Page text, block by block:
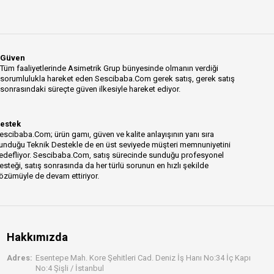
Güven
Tüm faaliyetlerinde Asimetrik Grup bünyesinde olmanın verdiği
sorumlulukla hareket eden Sescibaba.Com gerek satış, gerek satış
sonrasındaki süreçte güven ilkesiyle hareket ediyor.
ürün gamı, güven ve kalite anlayışının yanı sıra
Teknik Destekle de en üst seviyede müşteri memnuniyetini
Sescibaba.Com, satış sürecinde sunduğu profesyonel
satış sonrasında da her türlü sorunun en hızlı şekilde
de devam ettiriyor.
Hakkımızda
Adres: Esentepe Mah. Kore Şehitleri Cad. Deniz İş Hanı No:34 İç Kapı
No:4 Şişli / İstanbul